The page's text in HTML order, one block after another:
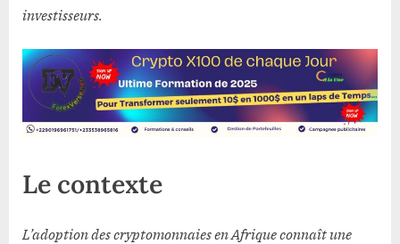
investisseurs.
Le contexte
L’adoption des cryptomonnaies en Afrique connaît une